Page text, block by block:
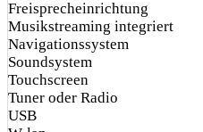
Freisprecheinrichtung
Musikstreaming integriert
Navigationssystem
Soundsystem
Touchscreen
Tuner oder Radio
USB